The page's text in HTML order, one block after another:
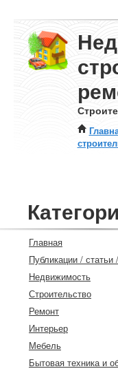
Главная
Публикации / статьи
Недвижимость
Строительство
Ремонт
Интерьер
Мебель
Бытовая техника и